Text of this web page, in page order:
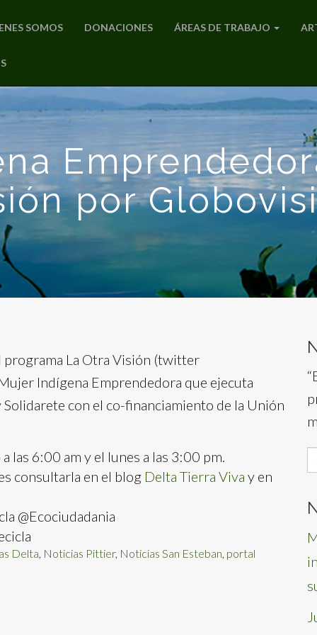
SOMOS DONACIONES ÁREAS DE TRABAJO
por
programa La Otra Visión (twitter
Indígena Emprendedora que ejecuta
con el co-financiamiento de la Unión
las 6:00 am y el lunes a las 3:00 pm.
consultarla en el blog Delta Tierra Viva y en
@Ecociudadania
Delta, Noticias Pittier, Noticias San Esteban, portal